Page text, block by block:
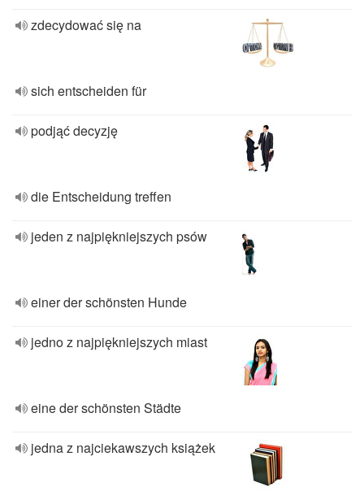
zdecydować się na
sich entscheiden für
podjąć decyzję
die Entscheidung treffen
jeden z najpiękniejszych psów
einer der schönsten Hunde
jedno z najpiękniejszych miast
eine der schönsten Städte
jedna z najciekawszych książek